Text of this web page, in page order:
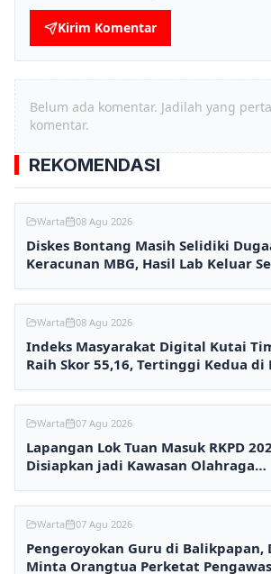
Kirim Komentar
Belum ada komentar. Jadilah yang
komentar.
REKOMENDASI
Warta 08 Agu 2026
Diskes Bontang Masih Selidiki
Keracunan MBG, Hasil Lab Keluar
Warta 08 Agu 2026
Indeks Masyarakat Digital Kutai
Raih Skor 55,16, Tertinggi Kedua di
Warta 07 Agu 2026
Lapangan Lok Tuan Masuk RKPD
Disiapkan jadi Kawasan Olahraga
Warta 07 Agu 2026
Pengeroyokan Guru di Balikpapan,
Minta Orangtua Perketat